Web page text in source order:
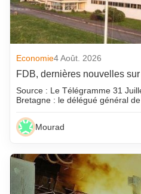
Economie4 Août. 2026
FDB, dernières nouvelles sur
Source : Le Télégramme 31
Bretagne : le délégué général
Mourad